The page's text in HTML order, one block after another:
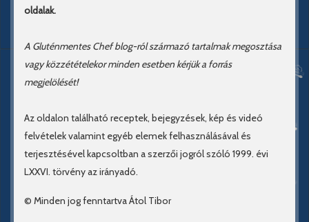
oldalak.
A Gluténmentes Chef blog-ról származó tartalmak megosztása
vagy közzétételekor minden esetben kérjük a forrás
megjelölését!
Az oldalon található receptek, bejegyzések, kép és videó
felvételek valamint egyéb elemek felhasználásával és
terjesztésével kapcsoltban a szerzői jogról szóló 1999. évi
LXXVI. törvény az irányadó.
© Minden jog fenntartva Átol Tibor